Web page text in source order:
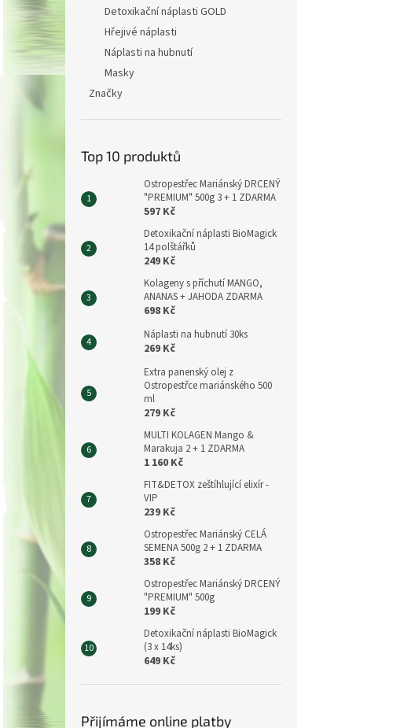
Detoxikační náplasti GOLD
Hřejivé náplasti
Náplasti na hubnutí
Masky
Značky
Top 10 produktů
Ostropestřec Mariánský DRCENÝ
"PREMIUM" 500g 3 + 1 ZDARMA
597 Kč
Detoxikační náplasti BioMagick
14 polštářků
249 Kč
Kolageny s příchutí MANGO,
ANANAS + JAHODA ZDARMA
698 Kč
Náplasti na hubnutí 30ks
269 Kč
Extra panenský olej z
Ostropestřce mariánského 500
ml
279 Kč
MULTI KOLAGEN Mango &
Marakuja 2 + 1 ZDARMA
1 160 Kč
FIT&DETOX zeštíhlující elixír -
VIP
239 Kč
Ostropestřec Mariánský CELÁ
SEMENA 500g 2 + 1 ZDARMA
358 Kč
Ostropestřec Mariánský DRCENÝ
"PREMIUM" 500g
199 Kč
Detoxikační náplasti BioMagick
(3 x 14ks)
649 Kč
Přijímáme online platby